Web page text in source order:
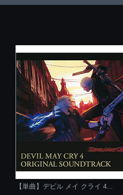
【単曲】デビル メイ クライ 4...